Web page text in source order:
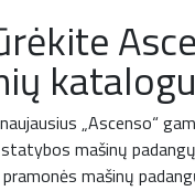
„Ascenso“
mašinų
mašinų